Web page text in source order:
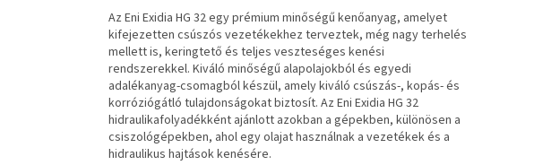
Az Eni Exidia HG 32 egy prémium minőségű kenőanyag, amelyet
kifejezetten csúszós vezetékekhez terveztek, még nagy terhelés
mellett is, keringtető és teljes veszteséges kenési
rendszerekkel. Kiváló minőségű alapolajokból és egyedi
adalékanyag-csomagból készül, amely kiváló csúszás-, kopás- és
korróziógátló tulajdonságokat biztosít. Az Eni Exidia HG 32
hidraulikafolyadékként ajánlott azokban a gépekben, különösen a
csiszológépekben, ahol egy olajat használnak a vezetékek és a
hidraulikus hajtások kenésére.